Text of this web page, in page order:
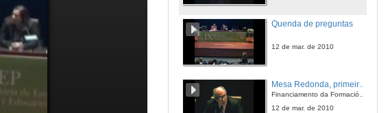
Quenda de preguntas
12 de mar. de 2010
Mesa Redonda, primeira intervención
Financiamento da Formación Permanente
12 de mar. de 2010